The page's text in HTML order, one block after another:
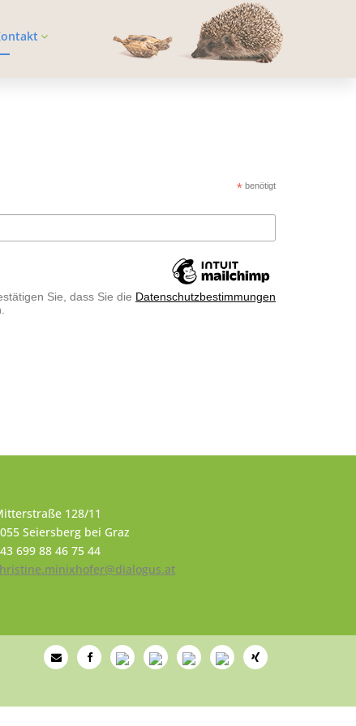
*benötigt
Sie, dass Sie die Datenschutzbestimmungen
128/11
Seiersberg bei Graz
699 88 46 75 44